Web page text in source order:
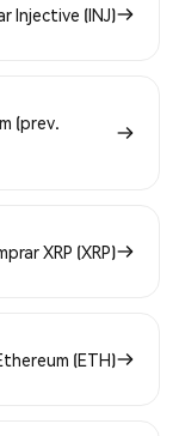
Injective (INJ)
(prev.
XRP (XRP)
(ETH)